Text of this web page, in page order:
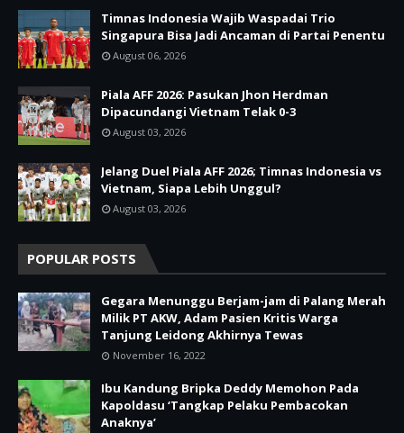
Timnas Indonesia Wajib Waspadai Trio
Singapura Bisa Jadi Ancaman di Partai Penentu
August 06, 2026
Piala AFF 2026: Pasukan Jhon Herdman
Dipacundangi Vietnam Telak 0-3
August 03, 2026
Jelang Duel Piala AFF 2026; Timnas Indonesia vs
Vietnam, Siapa Lebih Unggul?
August 03, 2026
POPULAR POSTS
Gegara Menunggu Berjam-jam di Palang Merah
Milik PT AKW, Adam Pasien Kritis Warga
Tanjung Leidong Akhirnya Tewas
November 16, 2022
Ibu Kandung Bripka Deddy Memohon Pada
Kapoldasu ‘Tangkap Pelaku Pembacokan
Anaknya’